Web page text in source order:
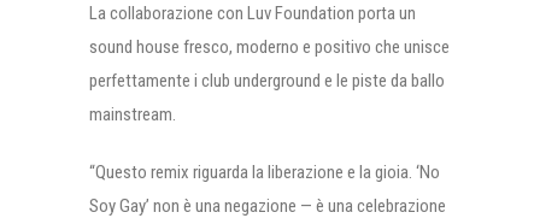
La collaborazione con Luv Foundation porta un
sound house fresco, moderno e positivo che unisce
perfettamente i club underground e le piste da ballo
mainstream.
“Questo remix riguarda la liberazione e la gioia. ‘No
Soy Gay’ non è una negazione — è una celebrazione